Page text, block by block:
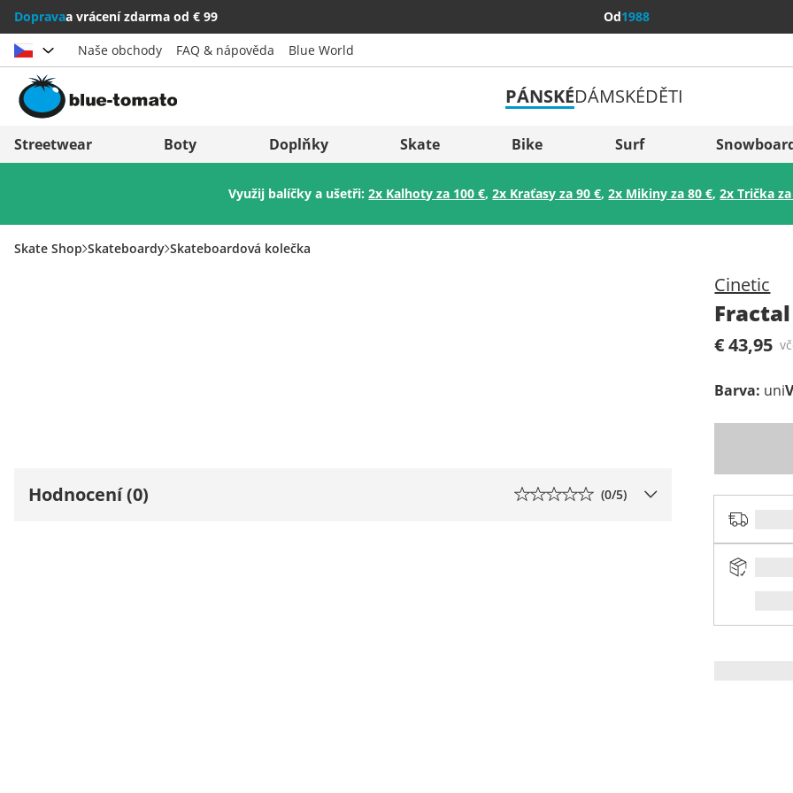
Dopravaa vrácení zdarma od € 99 Od1988
Vybrat zemi
Österreich
Italia (Italiano)
Italien (Deutsch)
Slovenija
België (Nederlands)
Naše obchody FAQ & nápověda Blue World
PÁNSKÉDÁMSKÉDĚTI
Streetwear Boty Doplňky Skate Bike Surf
Využij balíčky a ušetři:2x Kalhoty za 100 €,2x Kraťasy za 90 €,2x Mikiny za 80 €,2x Trička
Skate Shop Skateboardy Skateboardová kolečka
Cinetic
€ 43,95
Barva: uni
Hodnocení (0) (0/5)